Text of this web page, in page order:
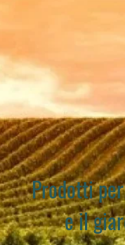
Prodotti
e il